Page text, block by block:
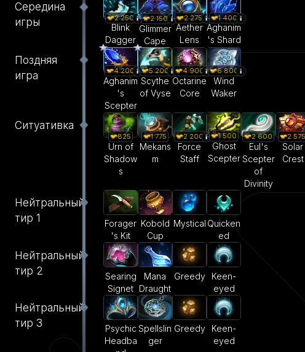
Середина
игры
2 250
Blink
Dagger
2 150
Glimmer
Cape
2 275
Aether
Lens
1 400
Aghanim
's Shard
Поздняя
игра
4 200
Aghanim
's
Scepter
5 200
Scythe
of Vyse
4 900
Octarine
Core
6 800
Wind
Waker
Ситуативка
825
Urn of
Shadow
s
1 775
Mekans
m
2 200
Force
Staff
1 500
Ghost
Scepter
2 600
Eul's
Scepter
of
Divinity
2 575
Solar
Crest
Нейтральный
тир 1
Forager
's Kit
Kobold
Cup
Mystical Quicken
ed
Нейтральный
тир 2
Searing
Signet
Mana
Draught
Greedy
Keen-
eyed
Нейтральный
тир 3
Psychic
Headba
Spellslin
ger
Greedy
Keen-
eyed